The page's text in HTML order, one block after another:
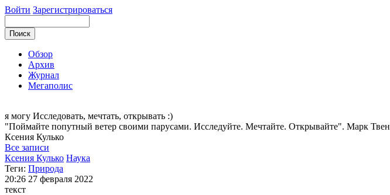
Войти Зарегистрироваться
Обзор
Архив
Журнал
Мегаполис
я могу Исследовать, мечтать, открывать :)
"Поймайте попутный ветер своими парусами. Исследуйте. Мечтайте. Открывайте". Марк Твен
Ксения Кулько
Все записи
Ксения Кулько Наука
Теги: Природа
20:26 27 февраля 2022
текст